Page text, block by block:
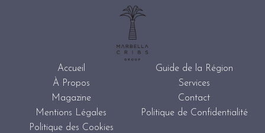
Accueil
Guide de la Région
À Propos
Services
Magazine
Contact
Mentions Légales
Politique de Confidentialité
Politique des Cookies